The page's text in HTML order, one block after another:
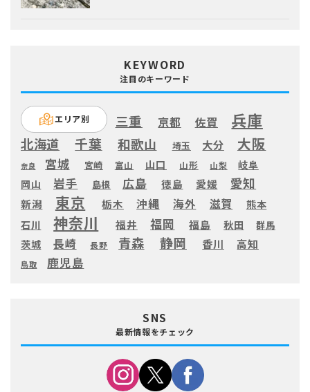
KEYWORD
注目のキーワード
エリア別 三重 京都 佐賀 兵庫
北海道 千葉 和歌山 埼玉 大分 大阪
奈良 宮城 宮崎 富山 山口 山形 山梨
岐阜
岡山
岩手 島根 広島 徳島 愛媛 愛知
新潟 東京 栃木 沖縄 海外 滋賀
熊本
石川
神奈川 福井 福岡 福島 秋田 群馬
茨城 長崎 長野 青森 静岡 香川 高知
鳥取 鹿児島
SNS
最新情報をチェック